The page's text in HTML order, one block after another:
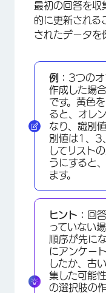
最初の回答を収
的に更新される
されたデータを
例： 3つのオ
作成した場
です。黄色
ると、オレ
なり、識別
別値は1、3
してリスト
うにすると
ます。
ヒント： 回
っていない
順序が先に
にアンケート
したか、古
集した可能
の選択肢の